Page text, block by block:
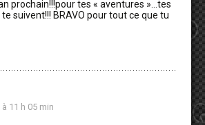
prochain!!!pour tes « aventures »…tes
suivent!!! BRAVO pour tout ce que tu
11 h 05 min